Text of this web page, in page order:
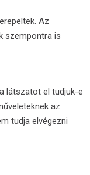
Az
szempontra is
látszatot el tudjuk-e
az
tudja elvégezni